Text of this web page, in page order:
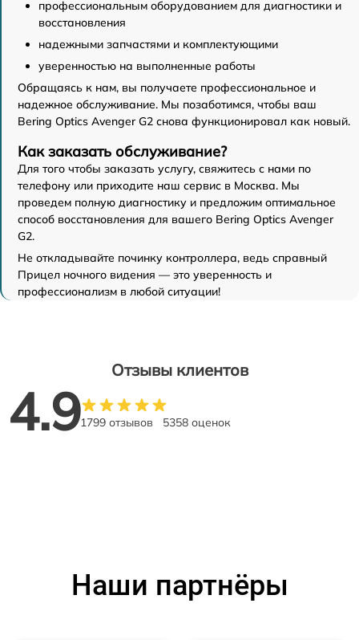
профессиональным оборудованием для диагностики и
восстановления
надежными запчастями и комплектующими
уверенностью на выполненные работы
Обращаясь к нам, вы получаете профессиональное и
надежное обслуживание. Мы позаботимся, чтобы ваш
Bering Optics Avenger G2 снова функционировал как новый.
Как заказать обслуживание?
Для того чтобы заказать услугу, свяжитесь с нами по
телефону или приходите наш сервис в Москва. Мы
проведем полную диагностику и предложим оптимальное
способ восстановления для вашего Bering Optics Avenger
G2.
Не откладывайте починку контроллера, ведь справный
Прицел ночного видения — это уверенность и
профессионализм в любой ситуации!
Отзывы клиентов
4.91799 отзывов 5358 оценок
Наши партнёры